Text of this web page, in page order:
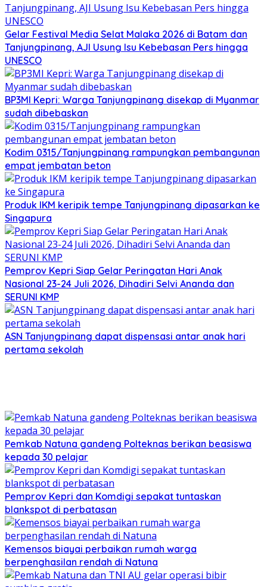
Gelar Festival Media Selat Malaka 2026 di Batam dan
Tanjungpinang, AJI Usung Isu Kebebasan Pers hingga
UNESCO
BP3MI Kepri: Warga Tanjungpinang disekap di Myanmar
sudah dibebaskan
Kodim 0315/Tanjungpinang rampungkan pembangunan
empat jembatan beton
Produk IKM keripik tempe Tanjungpinang dipasarkan ke
Singapura
Pemprov Kepri Siap Gelar Peringatan Hari Anak
Nasional 23-24 Juli 2026, Dihadiri Selvi Ananda dan
SERUNI KMP
ASN Tanjungpinang dapat dispensasi antar anak hari
pertama sekolah
Pemkab Natuna gandeng Polteknas berikan beasiswa
kepada 30 pelajar
Pemprov Kepri dan Komdigi sepakat tuntaskan
blankspot di perbatasan
Kemensos biayai perbaikan rumah warga
berpenghasilan rendah di Natuna